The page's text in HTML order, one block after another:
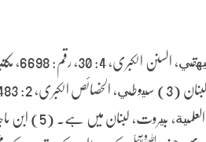
اسی طرح ہوا اور ہر